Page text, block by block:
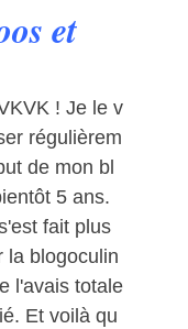
et
! Je le v
régulièrem
de mon bl
5 ans.
fait plus
la blogoculin
l'avais totale
Et voilà qu